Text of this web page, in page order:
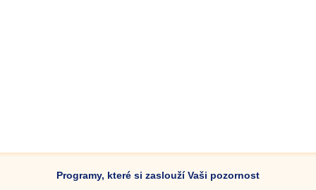
Programy, které si zaslouží Vaši pozornost